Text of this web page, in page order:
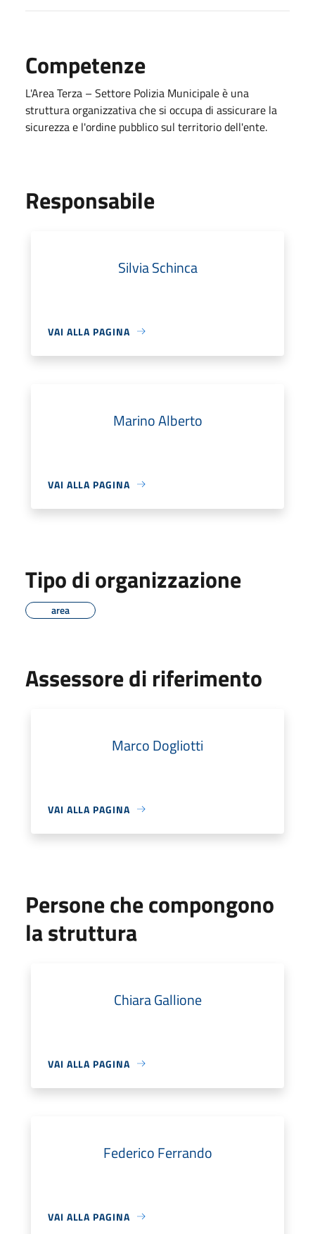
Competenze
L'Area Terza – Settore Polizia Municipale è una
struttura organizzativa che si occupa di assicurare la
sicurezza e l'ordine pubblico sul territorio dell'ente.
Responsabile
Silvia Schinca
VAI ALLA PAGINA
Marino Alberto
VAI ALLA PAGINA
Tipo di organizzazione
area
Assessore di riferimento
Marco Dogliotti
VAI ALLA PAGINA
Persone che compongono
la struttura
Chiara Gallione
VAI ALLA PAGINA
Federico Ferrando
VAI ALLA PAGINA